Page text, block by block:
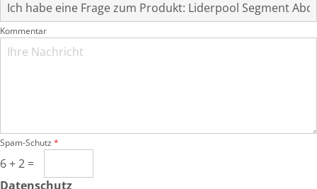
Kommentar
Spam-Schutz *
6 + 2 =
Datenschutz